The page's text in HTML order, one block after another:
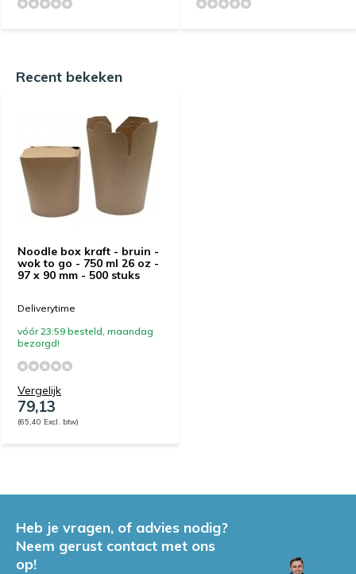
Recent bekeken
Noodle box kraft - bruin -
wok to go - 750 ml 26 oz -
97 x 90 mm - 500 stuks
Deliverytime
vóór 23:59 besteld, maandag
bezorgd!
Vergelijk
79,13
(65,40 Excl. btw)
Heb je vragen, of advies nodig?
Neem gerust contact met ons
op!